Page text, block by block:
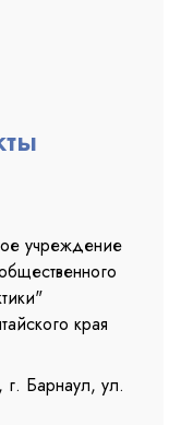
учреждение
края
Барнаул, ул.